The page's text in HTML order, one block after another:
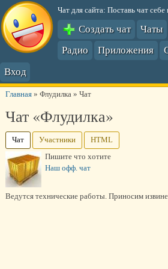
Чат для сайта: Поставь чат себе
Создать чат Чаты
Радио
Приложения
Вход
Главная» Флудилка» Чат
Чат «Флудилка»
Чат Участники
HTML
Пишите что хотите
Наш офф. чат